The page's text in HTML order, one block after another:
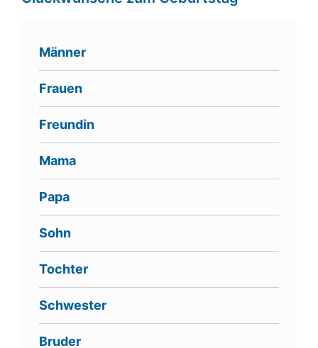
Männer
Frauen
Freundin
Mama
Papa
Sohn
Tochter
Schwester
Bruder